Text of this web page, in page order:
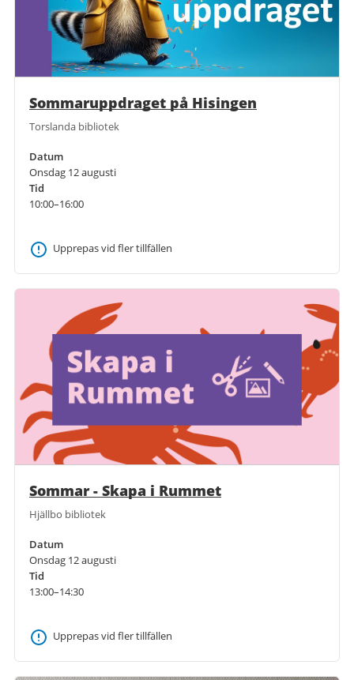
Sommaruppdraget på Hisingen
Torslanda bibliotek
Datum
Onsdag 12 augusti
Tid
10:00–16:00
Upprepas vid fler tillfällen
Sommar - Skapa i Rummet
Hjällbo bibliotek
Datum
Onsdag 12 augusti
Tid
13:00–14:30
Upprepas vid fler tillfällen